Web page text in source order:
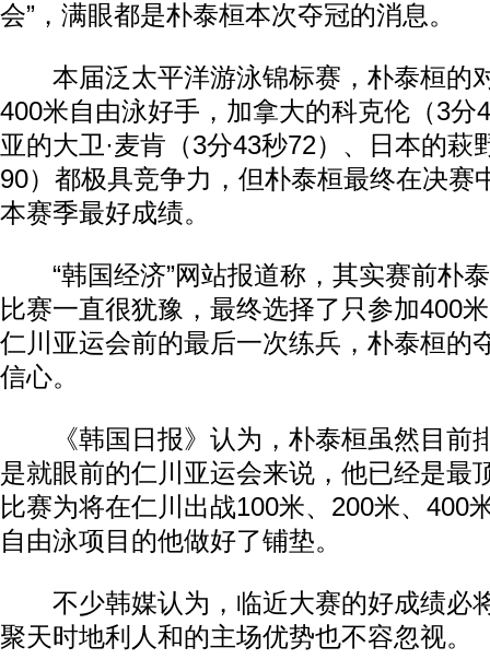
会”，满眼都是朴泰桓本次夺冠的消息。
本届泛太平洋游泳锦标赛，朴泰桓的
400米自由泳好手，加拿大的科克伦（3分
亚的大卫·麦肯（3分43秒72）、日本的萩
90）都极具竞争力，但朴泰桓最终在决赛
本赛季最好成绩。
“韩国经济”网站报道称，其实赛前朴
比赛一直很犹豫，最终选择了只参加400
仁川亚运会前的最后一次练兵，朴泰桓的
信心。
《韩国日报》认为，朴泰桓虽然目前
是就眼前的仁川亚运会来说，他已经是最
比赛为将在仁川出战100米、200米、400
自由泳项目的他做好了铺垫。
不少韩媒认为，临近大赛的好成绩必
聚天时地利人和的主场优势也不容忽视。